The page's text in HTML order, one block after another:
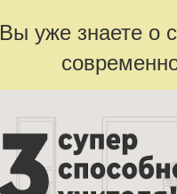
Вы уже знаете о